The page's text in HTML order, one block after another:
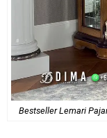
Bestseller Lemari